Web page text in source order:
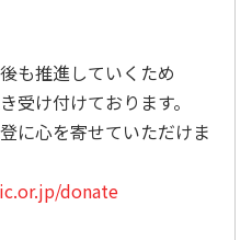
も推進していくため
受け付けております。
に心を寄せていただけま
donate